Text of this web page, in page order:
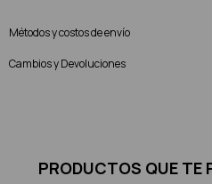
Métodos y costos de envío
Cambios y Devoluciones
PRODUCTOS QUE TE